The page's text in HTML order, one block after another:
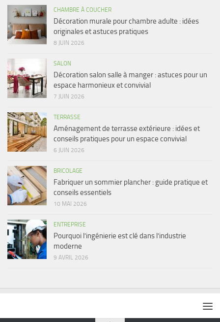
CHAMBRE À COUCHER
Décoration murale pour chambre adulte : idées
originales et astuces pratiques
8 JUIN 2026
SALON
Décoration salon salle à manger : astuces pour un
espace harmonieux et convivial
7 JUIN 2026
TERRASSE
Aménagement de terrasse extérieure : idées et
conseils pratiques pour un espace convivial
6 JUIN 2026
BRICOLAGE
Fabriquer un sommier plancher : guide pratique et
conseils essentiels
10 MAI 2026
ENTREPRISE
Pourquoi l’ingénierie est clé dans l’industrie
moderne
9 AVRIL 2026